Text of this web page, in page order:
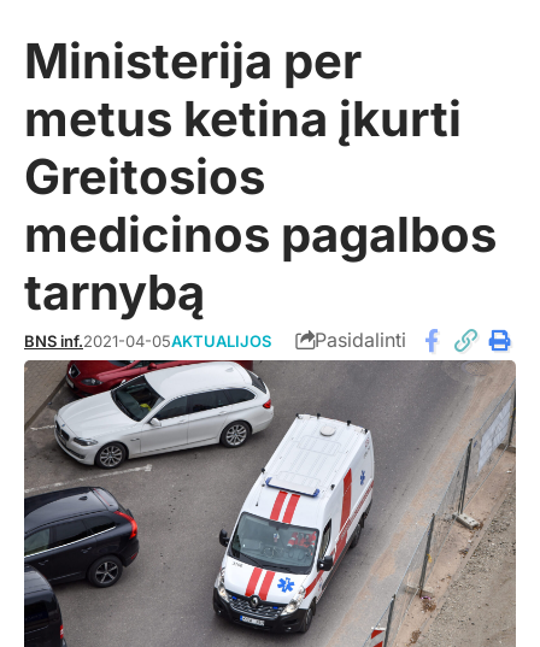
Ministerija per
metus ketina įkurti
Greitosios
medicinos pagalbos
tarnybą
BNS inf.2021-04-05AKTUALIJOS Pasidalinti